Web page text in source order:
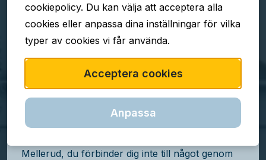
TJÄNSTEN ÄR GRATIS
Jämför mäklararvoden i
Mellerud
Mellerud, du förbinder dig inte till något genom
cookiepolicy. Du kan välja att acceptera alla
cookies eller anpassa dina inställningar för vilka
typer av cookies vi får använda.
Acceptera cookies
Anpassa